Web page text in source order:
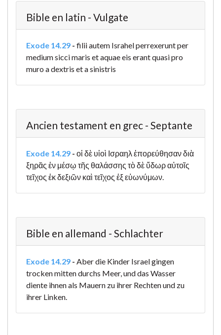
Bible en latin - Vulgate
Exode 14.29 - filii autem Israhel perrexerunt per
medium sicci maris et aquae eis erant quasi pro
muro a dextris et a sinistris
Ancien testament en grec - Septante
Exode 14.29 - οἱ δὲ υἱοὶ Ισραηλ ἐπορεύθησαν διὰ
ξηρᾶς ἐν μέσῳ τῆς θαλάσσης τὸ δὲ ὕδωρ αὐτοῖς
τεῖχος ἐκ δεξιῶν καὶ τεῖχος ἐξ εὐωνύμων.
Bible en allemand - Schlachter
Exode 14.29 - Aber die Kinder Israel gingen
trocken mitten durchs Meer, und das Wasser
diente ihnen als Mauern zu ihrer Rechten und zu
ihrer Linken.